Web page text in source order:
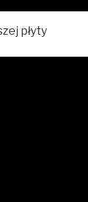
płyty